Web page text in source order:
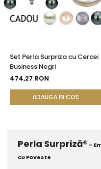
Set Perla Surpriza cu Cercei
Business Negri
474,27 RON
ADAUGA IN COS
Perla Surpriză® –
cu Poveste